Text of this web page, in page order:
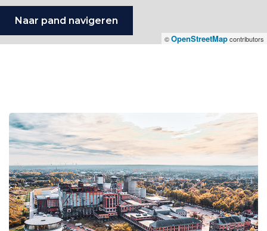
©OpenStreetMapcontributors
Naar pand navigeren